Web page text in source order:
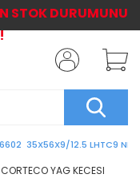
35X56X9/12.5 LHTC9
STOK DURUMUNU